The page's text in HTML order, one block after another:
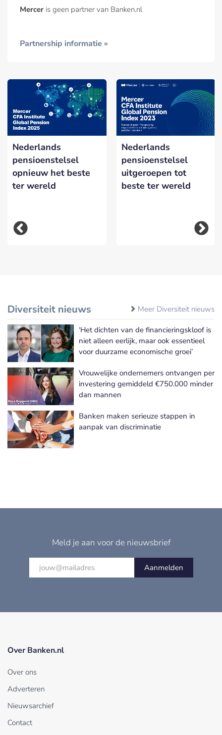
Mercer is geen partner van Banken.nl
Partnership informatie »
Nederlands
pensioenstelsel
opnieuw het beste
ter wereld
Nederlands
pensioenstelsel
uitgeroepen tot
beste ter wereld
Diversiteit nieuws Meer Diversiteit nieuws
‘Het dichten van de financieringskloof is
niet alleen eerlijk, maar ook essentieel
voor duurzame economische groei’
Vrouwelijke ondernemers ontvangen per
investering gemiddeld €750.000 minder
dan mannen
Banken maken serieuze stappen in
aanpak van discriminatie
Meld je aan voor de nieuwsbrief
Aanmelden
Over Banken.nl
Over ons
Adverteren
Nieuwsarchief
Contact